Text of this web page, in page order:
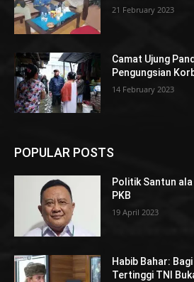
21 February 2023
Camat Ujung
Pengungsian
14 February 2023
POPULAR POSTS
Politik Santun
PKB
19 April 2023
Habib Bahar:
Tertinggi TNI